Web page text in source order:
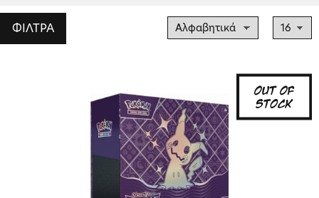
ΦΙΛΤΡΑ